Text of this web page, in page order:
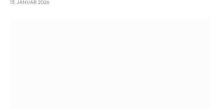
13. JANUAR 2026